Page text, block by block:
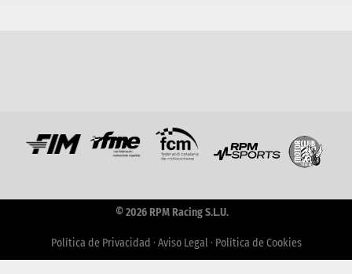
© 2026 RPM Racing S.L.U.
Política de Privacidad · Aviso Legal· Política de Cookies